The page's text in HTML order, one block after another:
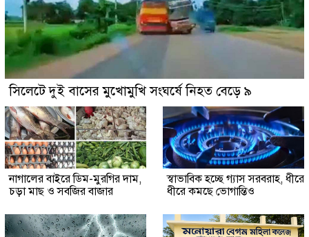
সিলেটে দুই বাসের মুখোমুখি সংঘর্ষে নিহত বেড়ে ৯
নাগালের বাইরে ডিম-মুরগির দাম,
চড়া মাছ ও সবজির বাজার
স্বাভাবিক হচ্ছে গ্যাস সরবরাহ, ধীরে
ধীরে কমছে ভোগান্তিও